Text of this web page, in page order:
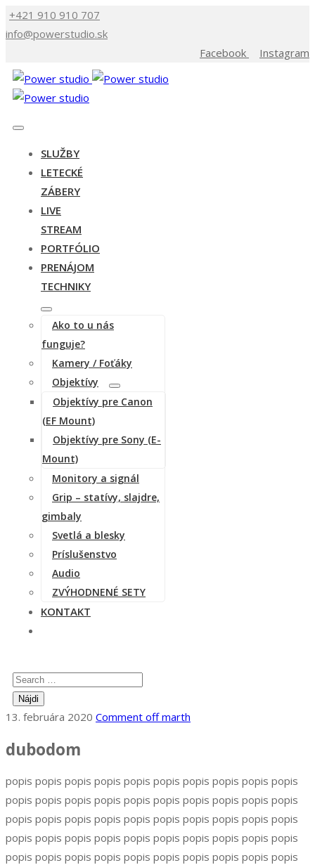
+421 910 910 707
info@powerstudio.sk
Facebook
Instagram
SLUŽBY
LETECKÉ
ZÁBERY
LIVE
STREAM
PORTFÓLIO
PRENÁJOM
TECHNIKY
Ako to u nás
funguje?
Kamery / Foťáky
Objektívy
Objektívy pre Canon
(EF Mount)
Objektívy pre Sony (E-
Mount)
Monitory a signál
Grip – statívy, slajdre,
gimbaly
Svetlá a blesky
Príslušenstvo
Audio
ZVÝHODNENÉ SETY
KONTAKT
13. februára 2020 Comment off marth
dubodom
popis popis popis popis popis popis popis popis popis popis
popis popis popis popis popis popis popis popis popis popis
popis popis popis popis popis popis popis popis popis popis
popis popis popis popis popis popis popis popis popis popis
popis popis popis popis popis popis popis popis popis popis